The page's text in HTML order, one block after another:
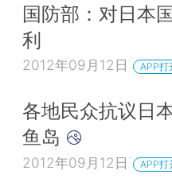
国防部：对日本
利
2012年09月12日 APP打
各地民众抗议日
鱼岛
2012年09月12日 APP打